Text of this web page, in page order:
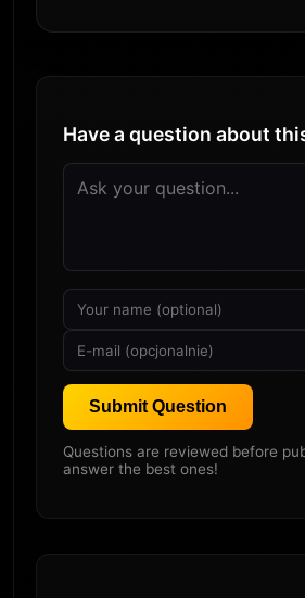
Have a question about
Submit Question
Questions are reviewed before
answer the best ones!